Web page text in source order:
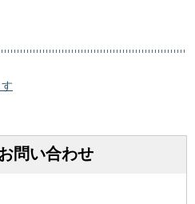
問い合わせ